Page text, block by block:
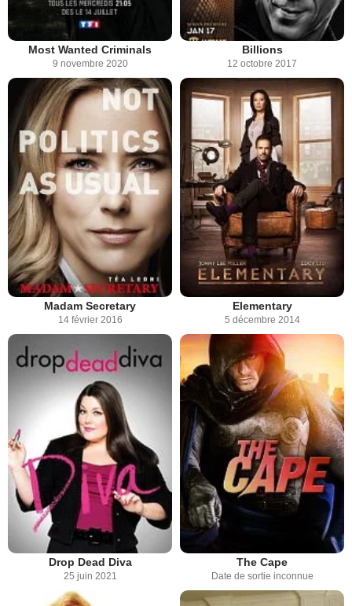
Most Wanted Criminals
9 novembre 2020
Billions
12 octobre 2017
Madam Secretary
14 février 2016
Elementary
5 décembre 2014
Drop Dead Diva
25 juin 2021
The Cape
Date de sortie inconnue